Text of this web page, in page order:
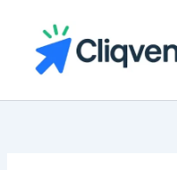
conteúdo